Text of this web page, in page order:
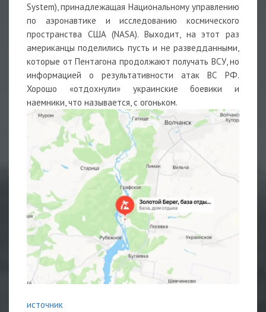
System), принадлежащая Национальному управлению
по аэронавтике и исследованию космического
пространства США (NASA). Выходит, на этот раз
американцы поделились пусть и не разведданными,
которые от Пентагона продолжают получать ВСУ, но
информацией о результативности атак ВС РФ.
Хорошо «отдохнули» украинские боевики и
наемники, что называется, с огоньком.
источник